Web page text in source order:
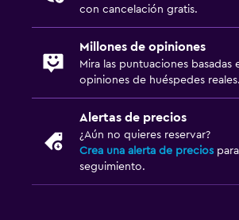
con cancelación gratis.
Millones de opiniones
Mira las puntuaciones basadas
opiniones de huéspedes reales.
Alertas de precios
¿Aún no quieres reservar?
Crea una alerta de precios
seguimiento.